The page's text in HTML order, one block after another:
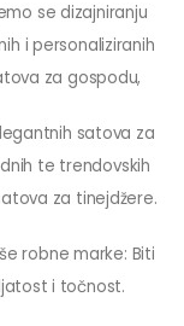
se dizajniranju
i personaliziranih
za gospodu,
satova za
te trendovskih
za tinejdžere.
robne marke: Biti
i točnost.